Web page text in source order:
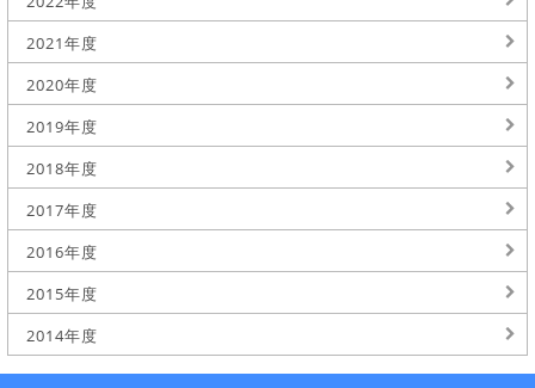
2021年度
2020年度
2019年度
2018年度
2017年度
2016年度
2015年度
2014年度